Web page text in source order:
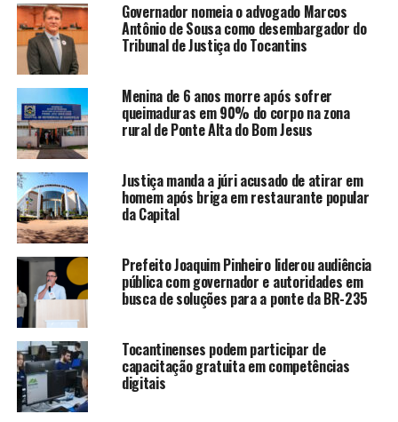
Governador nomeia o advogado Marcos
Antônio de Sousa como desembargador do
Tribunal de Justiça do Tocantins
Menina de 6 anos morre após sofrer
queimaduras em 90% do corpo na zona
rural de Ponte Alta do Bom Jesus
Justiça manda a júri acusado de atirar em
homem após briga em restaurante popular
da Capital
Prefeito Joaquim Pinheiro liderou audiência
pública com governador e autoridades em
busca de soluções para a ponte da BR-235
Tocantinenses podem participar de
capacitação gratuita em competências
digitais